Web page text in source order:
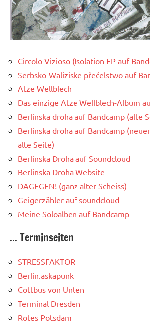
Circolo Vizioso (Isolation EP auf
Serbsko-Waliziske přećelstwo auf
Atze Wellblech
Das einzige Atze Wellblech-Album
Berlinska droha auf Bandcamp (alte
Berlinska droha auf Bandcamp
alte Seite)
Berlinska Droha auf Soundcloud
Berlinska Droha Website
DAGEGEN! (ganz alter Scheiss)
Geigerzähler auf soundcloud
Meine Soloalben auf Bandcamp
... Terminseiten
STRESSFAKTOR
Berlin.askapunk
Cottbus von Unten
Terminal Dresden
Rotes Potsdam